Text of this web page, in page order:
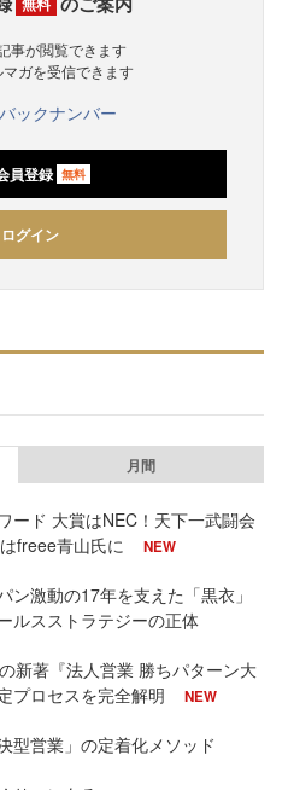
事が閲覧できます
マガを受信できます
ックナンバー
員登録 無料
ログイン
月間
ード 大賞はNEC！天下一武闘会
freee青山氏に
NEW
ン激動の17年を支えた「黒衣」
ルスストラテジーの正体
新著『法人営業 勝ちパターン大
プロセスを完全解明
NEW
型営業」の定着化メソッド